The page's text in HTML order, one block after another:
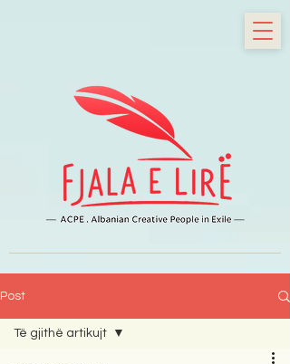
Post
Të gjithë artikujt